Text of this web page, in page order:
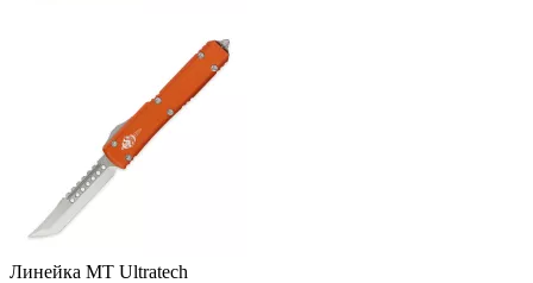
Линейка MT Ultratech